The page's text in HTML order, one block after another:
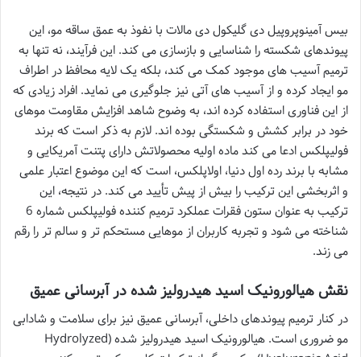
بیس آمینوپروپیل دی گلیکول دی مالات با نفوذ به عمق ساقه مو، این
پیوندهای شکسته را شناسایی و بازسازی می کند. این فرآیند، نه تنها به
ترمیم آسیب های موجود کمک می کند، بلکه یک لایه محافظ در اطراف
مو ایجاد کرده و از آسیب های آتی نیز جلوگیری می نماید. افراد زیادی که
از این فناوری استفاده کرده اند، به وضوح شاهد افزایش مقاومت موهای
خود در برابر کشش و شکستگی بوده اند. لازم به ذکر است که برند
فولیپلکس ادعا می کند ماده اولیه محصولاتش دارای پتنت آمریکایی و
مشابه با برند رده اول دنیا، اولاپلکس، است که این موضوع اعتبار علمی
و اثربخشی این ترکیب را بیش از پیش تأیید می کند. در نتیجه، این
ترکیب به عنوان ستون فقرات عملکرد ترمیم کننده فولیپلکس شماره 6
شناخته می شود و تجربه کاربران از موهایی مستحکم تر و سالم تر را رقم
می زند.
نقش هیالورونیک اسید هیدرولیز شده در آبرسانی عمیق
در کنار ترمیم پیوندهای داخلی، آبرسانی عمیق نیز برای سلامت و شادابی
مو ضروری است. هیالورونیک اسید هیدرولیز شده (Hydrolyzed